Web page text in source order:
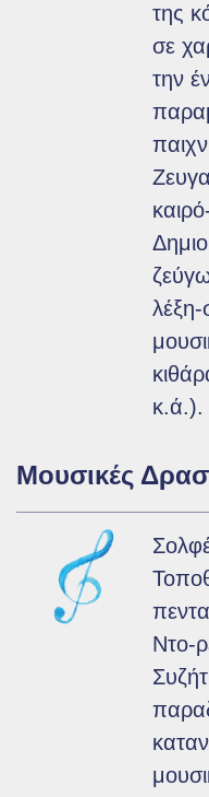
της
σε
την
κ.ά.).
Μουσικές
Ντο-